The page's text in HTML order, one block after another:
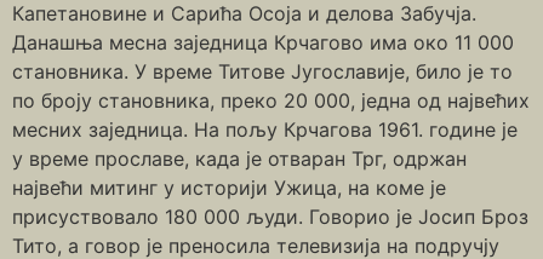
Капетановине и Сарића Осоја и делова Забучја.
Данашња месна заједница Крчагово има око 11 000
становника. У време Титове Југославије, било је то
по броју становника, преко 20 000, једна од највећих
месних заједница. На пољу Крчагова 1961. године је
у време прославе, када је отваран Трг, одржан
највећи митинг у историји Ужица, на коме је
присуствовало 180 000 људи. Говорио је Јосип Броз
Тито, а говор је преносила телевизија на подручју